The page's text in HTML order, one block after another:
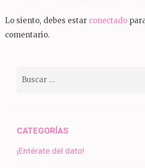
Lo siento, debes estar conectado
comentario.
CATEGORÍAS
¡Entérate del dato!